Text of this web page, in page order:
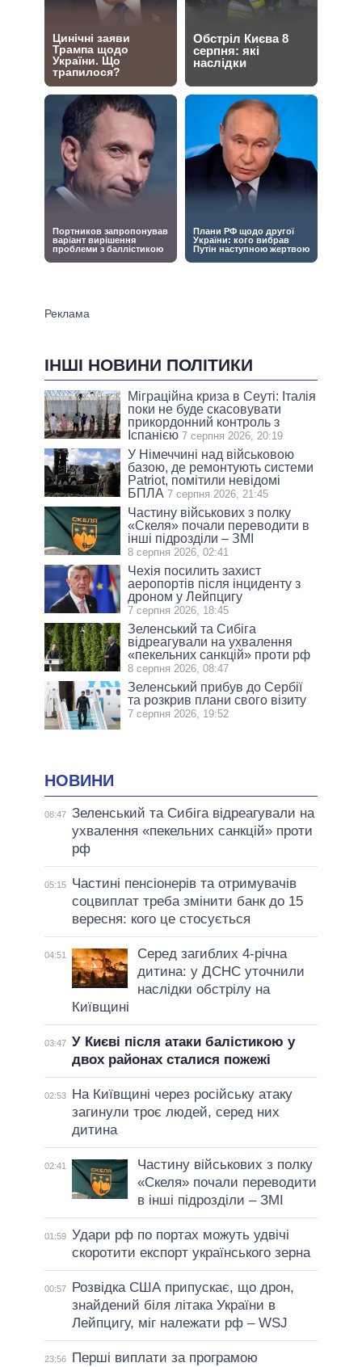
ІНШІ НОВИНИ ПОЛІТИКИ
Міграційна криза в Сеуті: Італія
поки не буде скасовувати
прикордонний контроль з
Іспанією 7 серпня 2026, 20:19
У Німеччині над військовою
базою, де ремонтують системи
Patriot, помітили невідомі
БПЛА 7 серпня 2026, 21:45
Частину військових з полку
«Скеля» почали переводити в
інші підрозділи – ЗМІ
8 серпня 2026, 02:41
Чехія посилить захист
аеропортів після інциденту з
дроном у Лейпцигу
7 серпня 2026, 18:45
Зеленський та Сибіга
відреагували на ухвалення
«пекельних санкцій» проти рф
8 серпня 2026, 08:47
Зеленський прибув до Сербії
та розкрив плани свого візиту
7 серпня 2026, 19:52
НОВИНИ
08:47 Зеленський та Сибіга відреагували на
ухвалення «пекельних санкцій» проти
рф
05:15
Частині пенсіонерів та отримувачів
соцвиплат треба змінити банк до 15
вересня: кого це стосується
04:51
Серед загиблих 4-річна
дитина: у ДСНС уточнили
наслідки обстрілу на
Київщині
03:47 У Києві після атаки балістикою у
двох районах сталися пожежі
02:53
На Київщині через російську атаку
загинули троє людей, серед них
дитина
02:41
Частину військових з полку
«Скеля» почали переводити
в інші підрозділи – ЗМІ
01:59 Удари рф по портах можуть удвічі
скоротити експорт українського зерна
00:57
Розвідка США припускає, що дрон,
знайдений біля літака України в
Лейпцигу, міг належати рф – WSJ
23:56
Перші виплати за програмою